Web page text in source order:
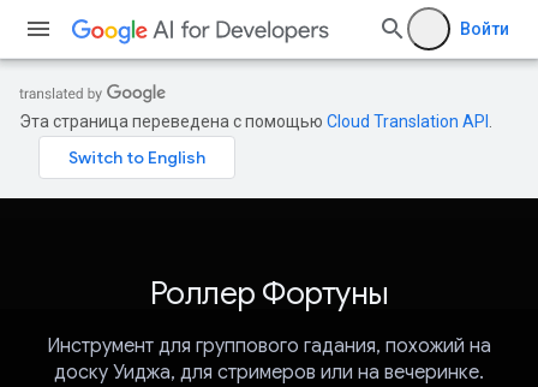
Войти
Эта страница переведена с помощью Cloud Translation API
Роллер Фортуны
Инструмент для группового гадания, похожий на
доску Уиджа, для стримеров или на вечеринке.